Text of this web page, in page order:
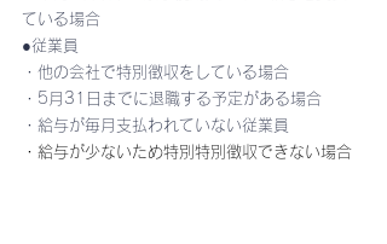
ている場合
●従業員
・他の会社で特別徴収をしている場合
・5月31日までに退職する予定がある場合
・給与が毎月支払われていない従業員
・給与が少ないため特別特別徴収できない場合